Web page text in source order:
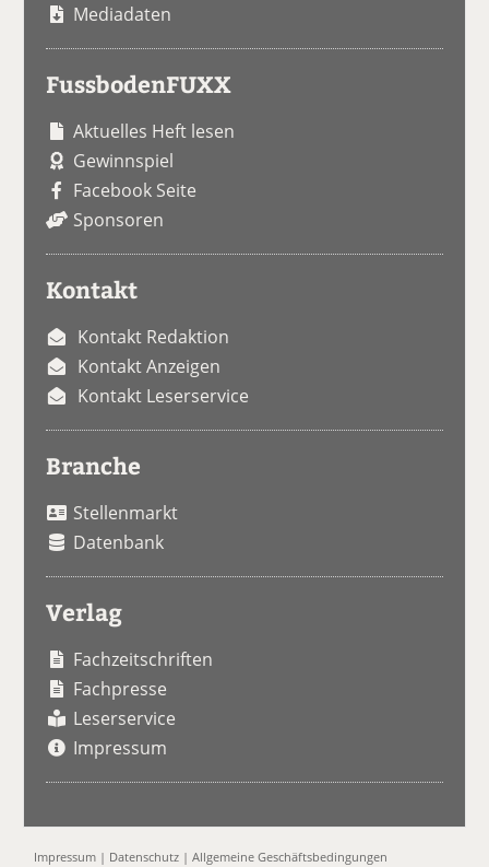
Mediadaten
FussbodenFUXX
Aktuelles Heft lesen
Gewinnspiel
Facebook Seite
Sponsoren
Kontakt
Kontakt Redaktion
Kontakt Anzeigen
Kontakt Leserservice
Branche
Stellenmarkt
Datenbank
Verlag
Fachzeitschriften
Fachpresse
Leserservice
Impressum
Impressum | Datenschutz |Allgemeine Geschäftsbedingungen